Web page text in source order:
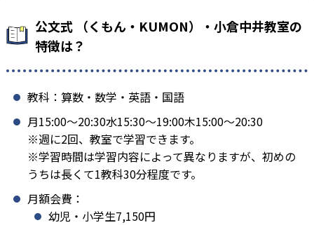
公文式 （くもん・KUMON）・小倉中井教室の
特徴は？
教科：算数・数学・英語・国語
月15:00〜20:30水15:30〜19:00木15:00〜20:30
※週に2回、教室で学習できます。
※学習時間は学習内容によって異なりますが、初めの
うちは長くて1教科30分程度です。
月額会費：
幼児・小学生7,150円